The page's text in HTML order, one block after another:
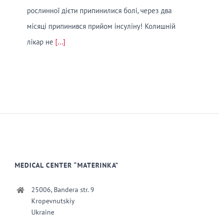
рослинної дієти припинилися болі, через два
місяці припинився прийом інсуліну! Колишній
лікар не [...]
MEDICAL CENTER “MATERINKA”
25006, Bandera str. 9
Kropevnutskiy
Ukraine